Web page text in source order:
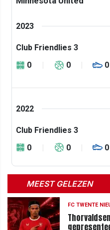
2023
Club Friendlies 3
0
0 0
2022
Club Friendlies 3
0
0 0
MEEST GELEZEN
FC TWENTE